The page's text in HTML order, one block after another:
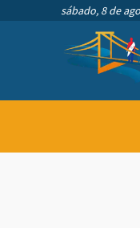
sábado, 8 de